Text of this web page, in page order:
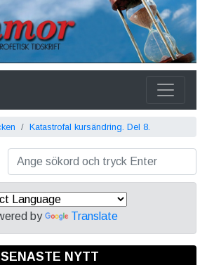
Katastrofal kursändring. Del 8.
by Translate
SENASTE NYTT